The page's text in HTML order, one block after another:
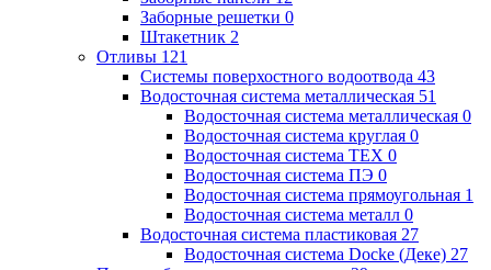
Заборные решетки 0
Штакетник 2
Отливы 121
Системы поверхостного водоотвода 43
Водосточная система металлическая 51
Водосточная система металлическая 0
Водосточная система круглая 0
Водосточная система ТЕХ 0
Водосточная система ПЭ 0
Водосточная система прямоугольная 1
Водосточная система металл 0
Водосточная система пластиковая 27
Водосточная система Docke (Деке) 27